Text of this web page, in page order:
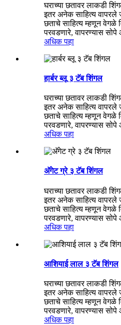
घराच्या छतावर लाकडी
इतर अनेक साहित्य
छताचे साहित्य म्हणून
परवडणारे, वापरण्यास
अधिक पहा
हार्बर ब्लू ३ टॅब शिंगल
घराच्या छतावर लाकडी
इतर अनेक साहित्य
छताचे साहित्य म्हणून
परवडणारे, वापरण्यास
अधिक पहा
अ‍ॅगेट ग्रे ३ टॅब शिंगल
घराच्या छतावर लाकडी
इतर अनेक साहित्य
छताचे साहित्य म्हणून
परवडणारे, वापरण्यास
अधिक पहा
आशियाई लाल ३ टॅब शिंगल
घराच्या छतावर लाकडी
इतर अनेक साहित्य
छताचे साहित्य म्हणून
परवडणारे, वापरण्यास
अधिक पहा